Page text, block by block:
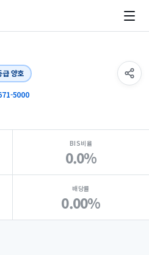
급 양호
5000
BIS비율
0.0%
배당률
0.00%